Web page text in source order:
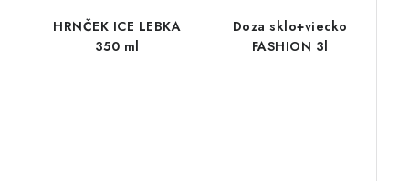
HRNČEK ICE LEBKA
350 ml
Doza sklo+viecko
FASHION 3l